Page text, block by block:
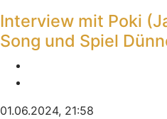
Interview mit Poki
Song und Spiel
01.06.2024, 21:58